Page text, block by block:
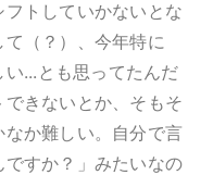
トしていかないとな
（？）、今年特に
い...とも思ってたんだ
きないとか、そもそ
か難しい。自分で言
すか？」みたいなの